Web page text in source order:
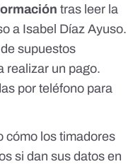
tras leer la
a Isabel Díaz Ayuso.
supuestos
realizar un pago.
por teléfono para
cómo los timadores
si dan sus datos en